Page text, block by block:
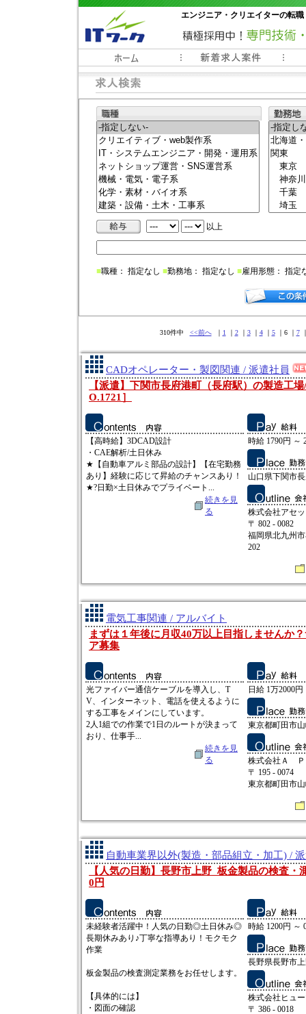
エンジニア・クリエイターの転
常時3000件以上の求人情報掲載中
以上
■職種： 指定なし ■勤務地： 指定なし ■雇用形態： 指定
310件中 <<前へ｜ 1 ｜ 2｜ 3｜ 4｜ 5｜6 ｜ 7
CADオペレーター・製図関連 / 派遣社員
【派遣】下関市長府港町（長府駅）の製造工
O.1721］
【高時給】3DCAD設計
・CAE解析/土日休み
★【自動車アルミ部品の設計】【在宅勤務
あり】経験に応じて昇給のチャンスあり！
★?日勤×土日休みでプライベート...
続きを見
る
時給 1790円 ～
山口県下関市
株式会社アセ
〒 802 - 0082
福岡県北九州
202
電気工事関連 / アルバイト
まずは１年後に月収40万以上目指しませんか
ア募集
光ファイバー通信ケーブルを導入し、T
V、インターネット、電話を使えるように
する工事をメインにしています。
2人1組での作業で1日のルートが決まって
おり、仕事手...
続きを見
る
日給 1万2000円
東京都町田市
株式会社Ａ Ｐ
〒 195 - 0074
東京都町田市
自動車業界以外(製造・部品組立・加工) /
【人気の日勤】長野市上野_板金製品の検査・
0円
未経験者活躍中！人気の日勤◎土日休み◎
長期休みあり♪丁寧な指導あり！モクモク
作業
板金製品の検査測定業務をお任せします。
【具体的には】
・図面の確認
時給 1200円 ～
長野県長野市
株式会社ヒュ
〒 386 - 0018